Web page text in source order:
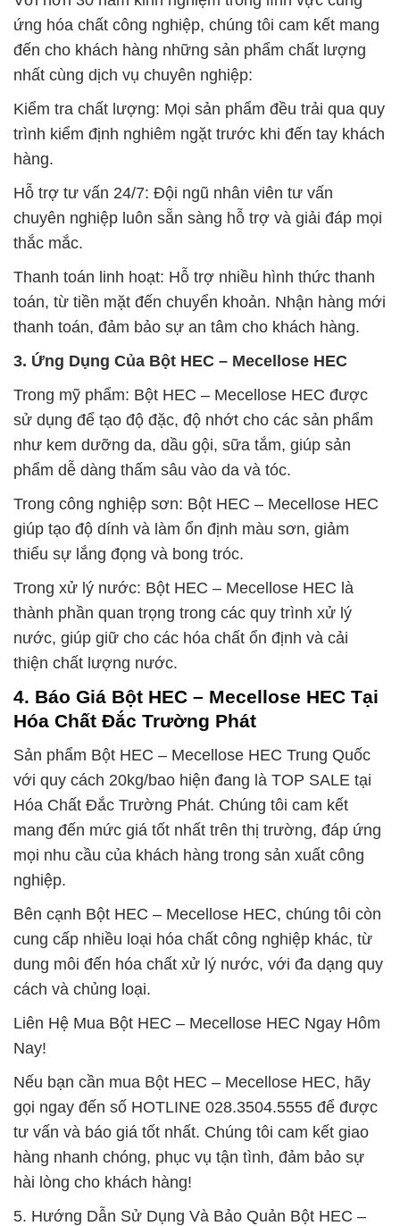
ứng hóa chất công nghiệp, chúng tôi cam kết mang
đến cho khách hàng những sản phẩm chất lượng
nhất cùng dịch vụ chuyên nghiệp:
Kiểm tra chất lượng: Mọi sản phẩm đều trải qua quy
trình kiểm định nghiêm ngặt trước khi đến tay khách
hàng.
Hỗ trợ tư vấn 24/7: Đội ngũ nhân viên tư vấn
chuyên nghiệp luôn sẵn sàng hỗ trợ và giải đáp mọi
thắc mắc.
Thanh toán linh hoạt: Hỗ trợ nhiều hình thức thanh
toán, từ tiền mặt đến chuyển khoản. Nhận hàng mới
thanh toán, đảm bảo sự an tâm cho khách hàng.
3. Ứng Dụng Của Bột HEC – Mecellose HEC
Trong mỹ phẩm: Bột HEC – Mecellose HEC được
sử dụng để tạo độ đặc, độ nhớt cho các sản phẩm
như kem dưỡng da, dầu gội, sữa tắm, giúp sản
phẩm dễ dàng thấm sâu vào da và tóc.
Trong công nghiệp sơn: Bột HEC – Mecellose HEC
giúp tạo độ dính và làm ổn định màu sơn, giảm
thiểu sự lắng đọng và bong tróc.
Trong xử lý nước: Bột HEC – Mecellose HEC là
thành phần quan trọng trong các quy trình xử lý
nước, giúp giữ cho các hóa chất ổn định và cải
thiện chất lượng nước.
4. Báo Giá Bột HEC – Mecellose HEC Tại
Hóa Chất Đắc Trường Phát
Sản phẩm Bột HEC – Mecellose HEC Trung Quốc
với quy cách 20kg/bao hiện đang là TOP SALE tại
Hóa Chất Đắc Trường Phát. Chúng tôi cam kết
mang đến mức giá tốt nhất trên thị trường, đáp ứng
mọi nhu cầu của khách hàng trong sản xuất công
nghiệp.
Bên cạnh Bột HEC – Mecellose HEC, chúng tôi còn
cung cấp nhiều loại hóa chất công nghiệp khác, từ
dung môi đến hóa chất xử lý nước, với đa dạng quy
cách và chủng loại.
Liên Hệ Mua Bột HEC – Mecellose HEC Ngay Hôm
Nay!
Nếu bạn cần mua Bột HEC – Mecellose HEC, hãy
gọi ngay đến số HOTLINE 028.3504.5555 để được
tư vấn và báo giá tốt nhất. Chúng tôi cam kết giao
hàng nhanh chóng, phục vụ tận tình, đảm bảo sự
hài lòng cho khách hàng!
5. Hướng Dẫn Sử Dụng Và Bảo Quản Bột HEC –